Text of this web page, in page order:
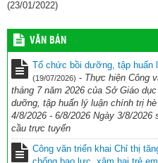
(23/01/2022)
VĂN BẢN
Tổ chức bồi dưỡng, tập huấn
(19/07/2026) - Thực hiện Công
tháng 7 năm 2026 của Sở Giáo
dưỡng, tập huấn lý luận chính trị
4/8/2026 - 6/8/2026 Ngày 3/8/
cầu trực tuyến
Công văn triển khai Chỉ thị